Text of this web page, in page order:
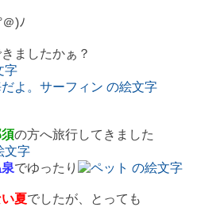
)ﾉ
ましたかぁ？
の方へ旅行してきました
でゆったり
夏でしたが、とっても